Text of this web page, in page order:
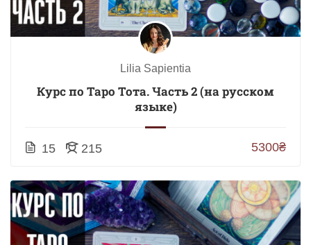
Lilia Sapientia
Курс по Таро Тота. Часть 2 (на русском
языке)
15 215 5300₴